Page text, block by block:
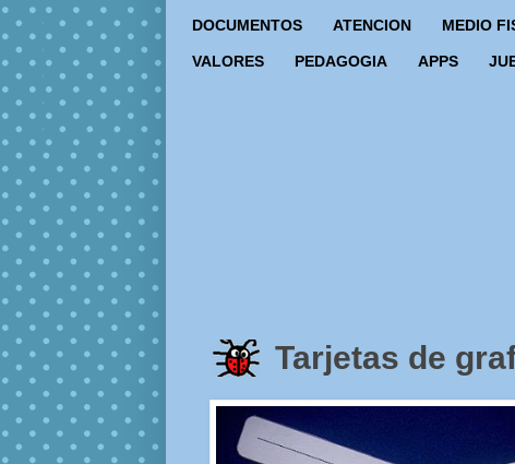
DOCUMENTOS ATENCION MEDIO
VALORES PEDAGOGIA APPS
Tarjetas de